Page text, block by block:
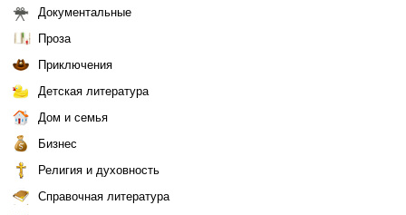
Документальные
Проза
Приключения
Детская литература
Дом и семья
Бизнес
Религия и духовность
Справочная литература